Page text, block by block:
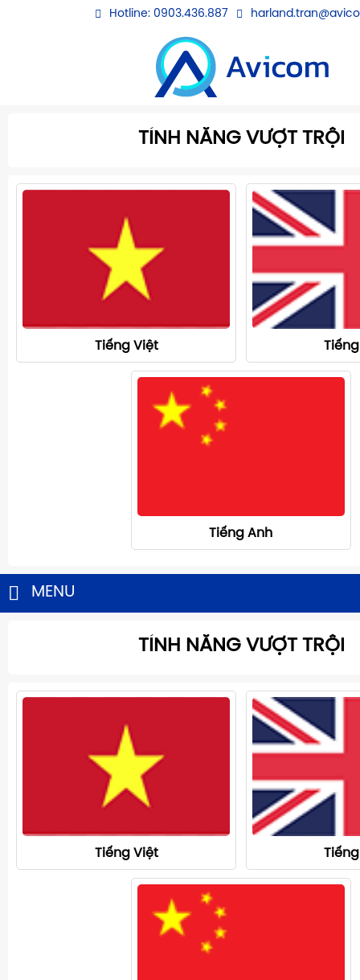
Hotline: 0903.436.887
TÍNH NĂNG VƯỢT TRỘI
Tiếng Việt
Tiếng Anh
MENU
TÍNH NĂNG VƯỢT TRỘI
Tiếng Việt